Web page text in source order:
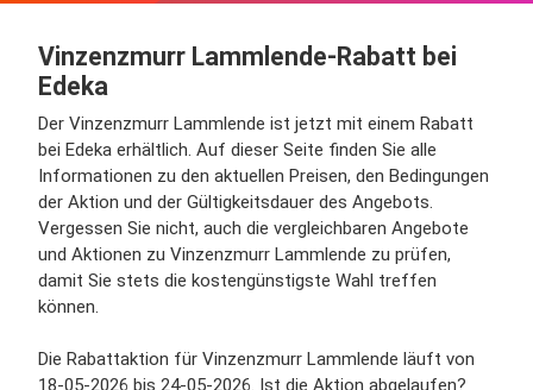
Vinzenzmurr Lammlende-Rabatt bei
Edeka
Der Vinzenzmurr Lammlende ist jetzt mit einem Rabatt
bei Edeka erhältlich. Auf dieser Seite finden Sie alle
Informationen zu den aktuellen Preisen, den Bedingungen
der Aktion und der Gültigkeitsdauer des Angebots.
Vergessen Sie nicht, auch die vergleichbaren Angebote
und Aktionen zu Vinzenzmurr Lammlende zu prüfen,
damit Sie stets die kostengünstigste Wahl treffen
können.
Die Rabattaktion für Vinzenzmurr Lammlende läuft von
18-05-2026 bis 24-05-2026. Ist die Aktion abgelaufen?